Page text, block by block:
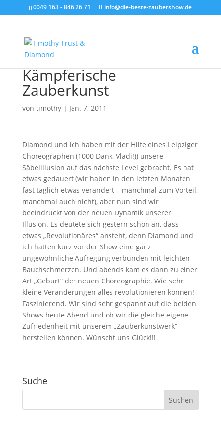
0049 163 - 846 26 71 info@die-beste-zaubershow.de
Kämpferische
Zauberkunst
von timothy| Jan. 7, 2011
Diamond und ich haben mit der Hilfe eines Leipziger
Choreographen (1000 Dank, Vladi!)) unsere
Säbelillusion auf das nächste Level gebracht. Es hat
etwas gedauert (wir haben in den letzten Monaten
fast täglich etwas verändert – manchmal zum Vorteil,
manchmal auch nicht), aber nun sind wir
beeindruckt von der neuen Dynamik unserer
Illusion. Es deutete sich gestern schon an, dass
etwas „Revolutionäres“ ansteht, denn Diamond und
ich hatten kurz vor der Show eine ganz
ungewöhnliche Aufregung verbunden mit leichten
Bauchschmerzen. Und abends kam es dann zu einer
Art „Geburt“ der neuen Choreographie. Wie sehr
kleine Veränderungen alles revolutionieren können!
Faszinierend. Wir sind sehr gespannt auf die beiden
Shows heute Abend und ob wir die gleiche eigene
Zufriedenheit mit unserem „Zauberkunstwerk“
herstellen können. Wünscht uns Glück!!!
Suche